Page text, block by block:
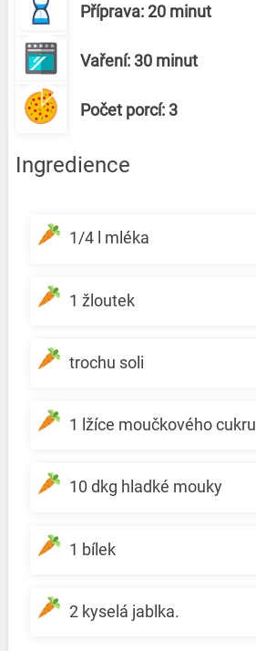
Příprava: 20 minut
Vaření: 30 minut
Počet porcí: 3
Ingredience
1/4 l mléka
1 žloutek
trochu soli
1 lžíce moučkového cukru
10 dkg hladké mouky
1 bílek
2 kyselá jablka.